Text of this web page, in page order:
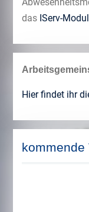
das IServ-
Hier findet ihr
kommende